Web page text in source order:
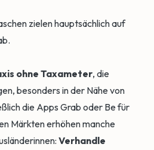
zielen hauptsächlich auf
ohne Taxameter, die
besonders in der Nähe von
die Apps Grab oder Be für
Märkten erhöhen manche
Verhandle